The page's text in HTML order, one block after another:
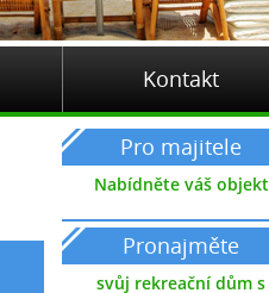
Kontakt
Pro majitele
Nabídněte váš objekt
Pronajměte
svůj rekreační dům s